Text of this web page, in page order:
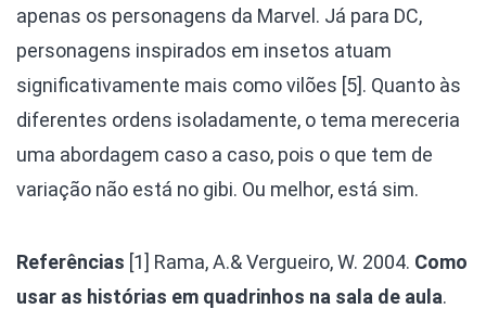
apenas os personagens da Marvel. Já para DC,
personagens inspirados em insetos atuam
significativamente mais como vilões [5]. Quanto às
diferentes ordens isoladamente, o tema mereceria
uma abordagem caso a caso, pois o que tem de
variação não está no gibi. Ou melhor, está sim.
Referências [1] Rama, A.& Vergueiro, W. 2004. Como
usar as histórias em quadrinhos na sala de aula.